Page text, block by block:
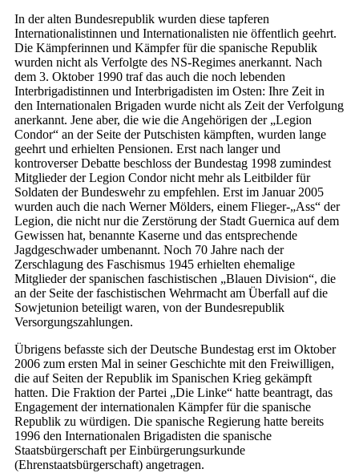
In der alten Bundesrepublik wurden diese tapferen
Internationalistinnen und Internationalisten nie öffentlich geehrt.
Die Kämpferinnen und Kämpfer für die spanische Republik
wurden nicht als Verfolgte des NS-Regimes anerkannt. Nach
dem 3. Oktober 1990 traf das auch die noch lebenden
Interbrigadistinnen und Interbrigadisten im Osten: Ihre Zeit in
den Internationalen Brigaden wurde nicht als Zeit der Verfolgung
anerkannt. Jene aber, die wie die Angehörigen der „Legion
Condor“ an der Seite der Putschisten kämpften, wurden lange
geehrt und erhielten Pensionen. Erst nach langer und
kontroverser Debatte beschloss der Bundestag 1998 zumindest
Mitglieder der Legion Condor nicht mehr als Leitbilder für
Soldaten der Bundeswehr zu empfehlen. Erst im Januar 2005
wurden auch die nach Werner Mölders, einem Flieger-„Ass“ der
Legion, die nicht nur die Zerstörung der Stadt Guernica auf dem
Gewissen hat, benannte Kaserne und das entsprechende
Jagdgeschwader umbenannt. Noch 70 Jahre nach der
Zerschlagung des Faschismus 1945 erhielten ehemalige
Mitglieder der spanischen faschistischen „Blauen Division“, die
an der Seite der faschistischen Wehrmacht am Überfall auf die
Sowjetunion beteiligt waren, von der Bundesrepublik
Versorgungszahlungen.
Übrigens befasste sich der Deutsche Bundestag erst im Oktober
2006 zum ersten Mal in seiner Geschichte mit den Freiwilligen,
die auf Seiten der Republik im Spanischen Krieg gekämpft
hatten. Die Fraktion der Partei „Die Linke“ hatte beantragt, das
Engagement der internationalen Kämpfer für die spanische
Republik zu würdigen. Die spanische Regierung hatte bereits
1996 den Internationalen Brigadisten die spanische
Staatsbürgerschaft per Einbürgerungsurkunde
(Ehrenstaatsbürgerschaft) angetragen.